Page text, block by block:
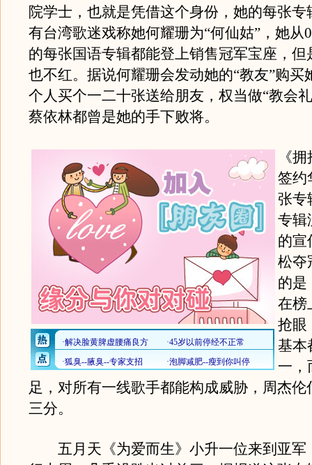
院学士，也就是凭借这个身份，她的每张专
有台湾歌迷戏称她何耀珊为“何仙姑”，她从
的每张国语专辑都能登上销售冠军宝座，但
也不红。据说何耀珊会发动她的“教友”购买
个人买个一二十张送给朋友，权当做“教会
蔡依林都曾是她的手下败将。
《
签约
张专
专辑
的宣
松夺
的是
在榜
抢眼
基本
一，
足，对所有一线歌手都能构成威胁，周杰伦
三分。
五月天《为爱而生》小升一位来到亚军